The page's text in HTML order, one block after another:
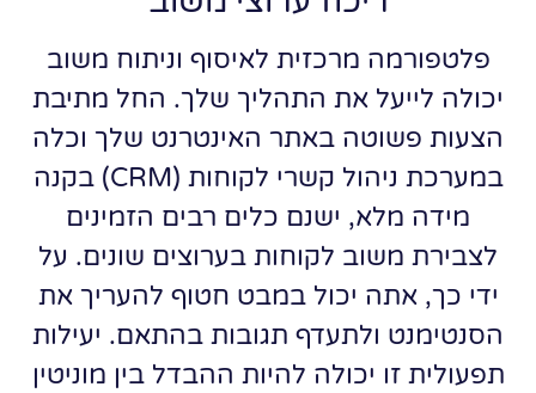
פלטפורמה מרכזית לאיסוף וניתוח משוב
יכולה לייעל את התהליך שלך. החל מתיבת
הצעות פשוטה באתר האינטרנט שלך וכלה
במערכת ניהול קשרי לקוחות (CRM) בקנה
מידה מלא, ישנם כלים רבים הזמינים
לצבירת משוב לקוחות בערוצים שונים. על
ידי כך, אתה יכול במבט חטוף להעריך את
הסנטימנט ולתעדף תגובות בהתאם. יעילות
תפעולית זו יכולה להיות ההבדל בין מוניטין